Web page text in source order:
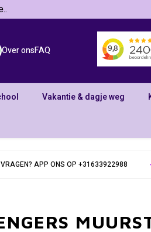
Over onsFAQ
Vakantie & dagje weg
VRAGEN? APP ONS OP +31633922988